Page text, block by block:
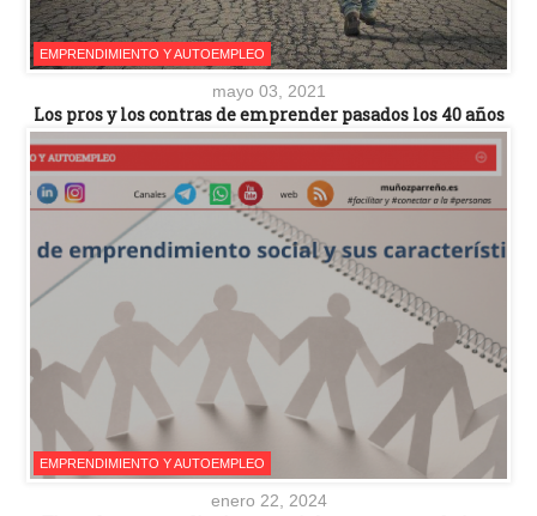
EMPRENDIMIENTO Y AUTOEMPLEO
mayo 03, 2021
Los pros y los contras de emprender pasados los 40 años
EMPRENDIMIENTO Y AUTOEMPLEO
enero 22, 2024